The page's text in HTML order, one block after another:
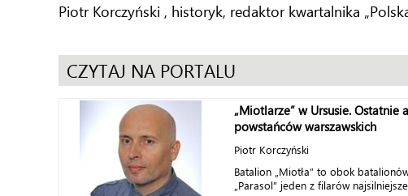
Piotr Korczyński , historyk, redaktor kwartalnika
CZYTAJ NA PORTALU
„Miotlarze” w Ursusie. Ostatnie
powstańców warszawskich
Piotr Korczyński
Batalion „Miotła” to obok
„Parasol” jeden z filarów